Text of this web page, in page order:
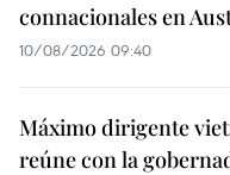
connacionales en
10/08/2026 09:40
Máximo dirigente
reúne con la